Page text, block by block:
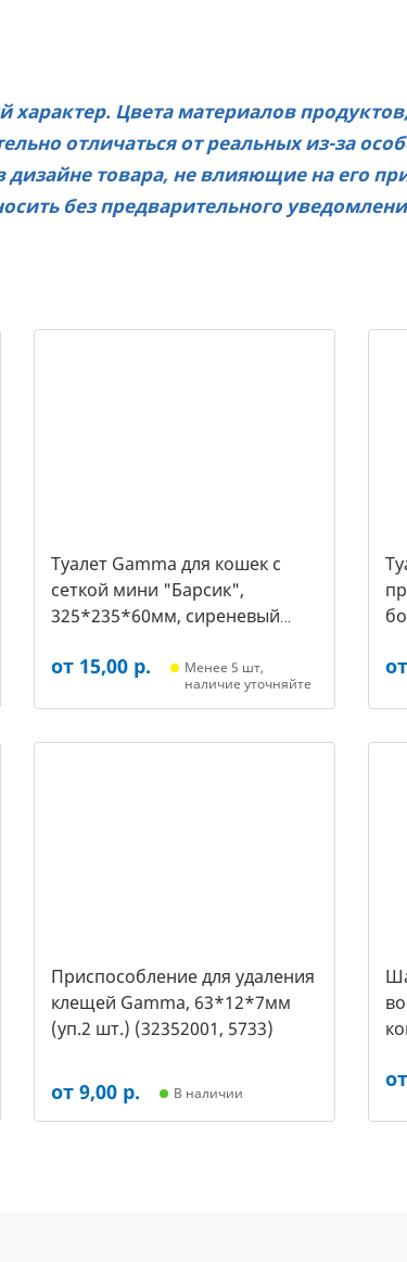
Цвета материалов
отличаться от реальных из-за
товара, не влияющие на его
без предварительного
Туалет Gamma для кошек c
сеткой мини "Барсик",
325*235*60мм, сиреневый
от 15,00 р.
Менее 5 шт,
наличие уточняйте
Приспособление для удаления
клещей Gamma, 63*12*7мм
(уп.2 шт.) (32352001, 5733)
от 9,00 р. В наличии